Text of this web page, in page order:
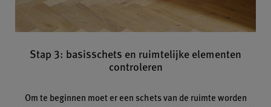
Stap 3: basisschets en ruimtelijke elementen
controleren
Om te beginnen moet er een schets van de ruimte worden